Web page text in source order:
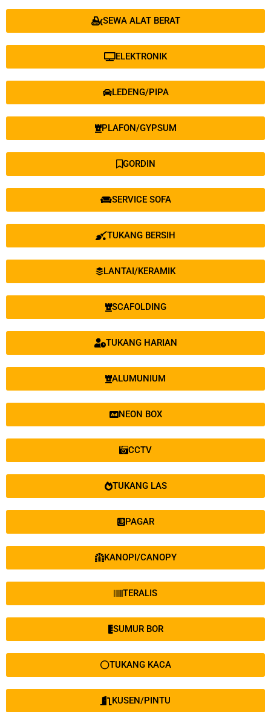
SEWA ALAT BERAT
ELEKTRONIK
LEDENG/PIPA
PLAFON/GYPSUM
GORDIN
SERVICE SOFA
TUKANG BERSIH
LANTAI/KERAMIK
SCAFOLDING
TUKANG HARIAN
ALUMUNIUM
NEON BOX
CCTV
TUKANG LAS
PAGAR
KANOPI/CANOPY
TERALIS
SUMUR BOR
TUKANG KACA
KUSEN/PINTU